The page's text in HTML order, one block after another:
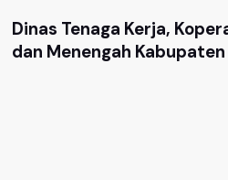
Dinas Tenaga Kerja,
dan Menengah